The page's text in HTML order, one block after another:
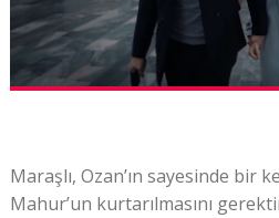
Maraşlı, Ozan’ın sayesinde bir
Mahur’un kurtarılmasını